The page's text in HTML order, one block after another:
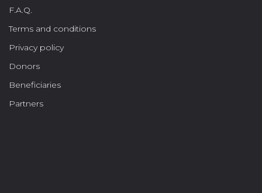
F.A.Q.
Terms and conditions
Privacy policy
Donors
Beneficiaries
Partners